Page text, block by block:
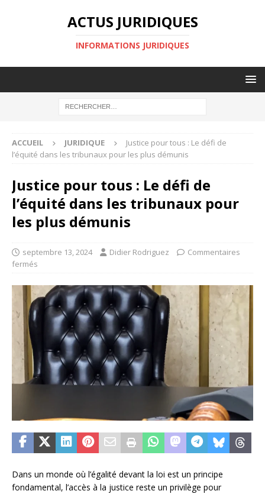
ACTUS JURIDIQUES
INFORMATIONS JURIDIQUES
ACCUEIL JURIDIQUE
Justice pour tous : Le défi de
l’équité dans les tribunaux pour les plus démunis
Justice pour tous : Le défi de
l’équité dans les tribunaux pour
les plus démunis
septembre 13, 2024 Didier Rodriguez
Commentaires
fermés
Dans un monde où l’égalité devant la loi est un principe
fondamental, l’accès à la justice reste un privilège pour